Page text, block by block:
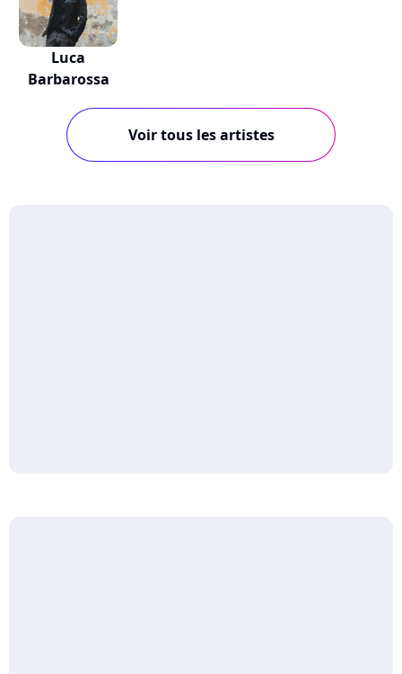
Luca
Barbarossa
Voir tous les artistes